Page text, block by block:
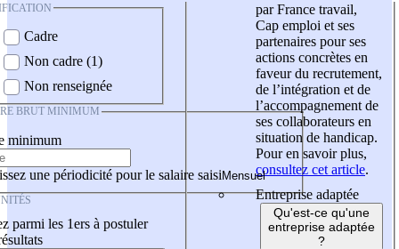
Cadre
Non cadre (1)
Non renseignée
BRUT MINIMUM
minimum
une périodicité pour le salaire saisi
parmi les 1ers à postuler
par France travail,
Cap emploi et ses
partenaires pour ses
actions concrètes en
faveur du recrutement,
de l’intégration et de
l’accompagnement de
ses collaborateurs en
situation de handicap.
Pour en savoir plus,
consultez cet article.
Entreprise adaptée
Qu'est-ce qu'une
entreprise adaptée
?